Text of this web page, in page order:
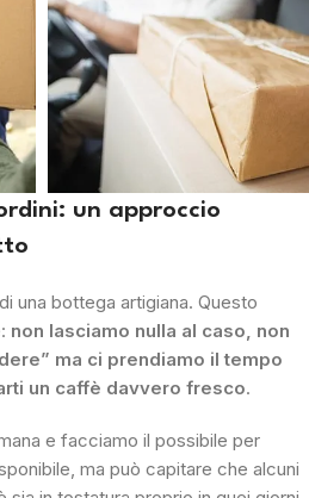
un approccio
una bottega artigiana. Questo
non lasciamo nulla al caso, non
ma ci prendiamo il tempo
un caffè davvero fresco.
e facciamo il possibile per
ma può capitare che alcuni